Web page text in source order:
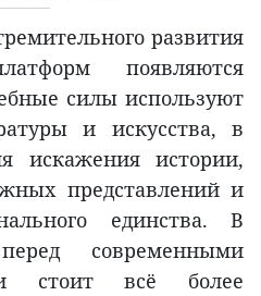
развития
появляются
силы используют
и искусства, в
искажения истории,
представлений и
единства. В
современными
стоит всё более